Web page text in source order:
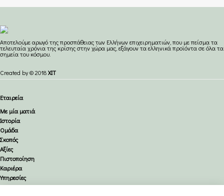
Aποτελούμε αρωγό της προσπάθειας των Ελλήνων επιχειρηματιών, που με πείσμα τα
τελευταία χρόνια της κρίσης στην χώρα μας, εξάγουν τα ελληνικά προϊόντα σε όλα τα
σημεία του κόσμου.
Created by © 2018XIT
Εταιρεία
Με μία ματιά
Ιστορία
Ομάδα
Σκοπός
Αξίες
Πιστοποίηση
Καριέρα
Υπηρεσίες